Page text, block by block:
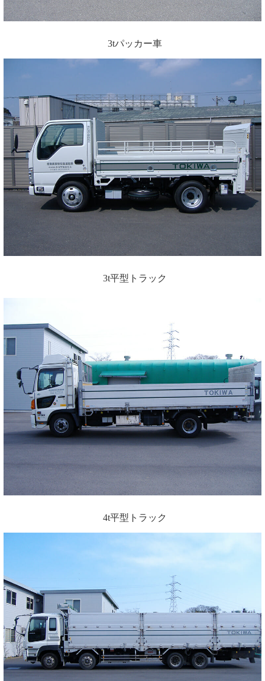
3tパッカー車
3t平型トラック
4t平型トラック